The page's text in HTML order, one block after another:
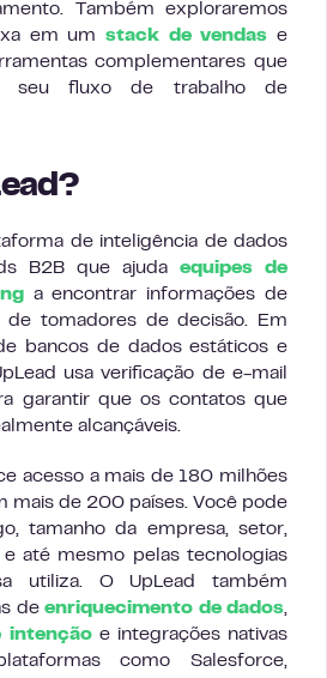
Também exploraremos
em um stack de vendas e
complementares que
seu fluxo de trabalho de
de inteligência de dados
B2B que ajuda equipes de
a encontrar informações de
de tomadores de decisão. Em
bancos de dados estáticos e
usa verificação de e-mail
garantir que os contatos que
alcançáveis.
acesso a mais de 180 milhões
mais de 200 países. Você pode
tamanho da empresa, setor,
e até mesmo pelas tecnologias
utiliza. O UpLead também
deenriquecimento de dados,
intençãoe integrações nativas
como Salesforce,